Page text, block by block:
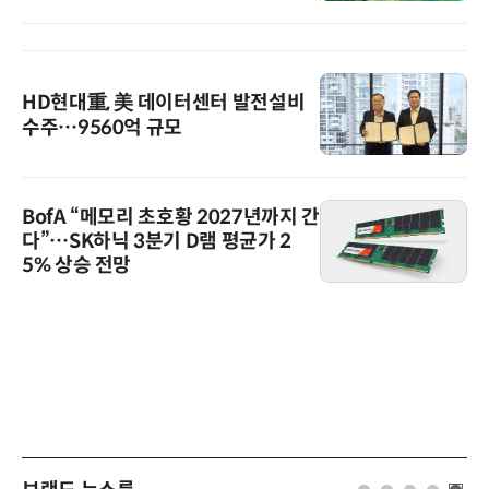
HD현대重, 美 데이터센터 발전설비
수주…9560억 규모
BofA “메모리 초호황 2027년까지 간
다”…SK하닉 3분기 D램 평균가 2
5% 상승 전망